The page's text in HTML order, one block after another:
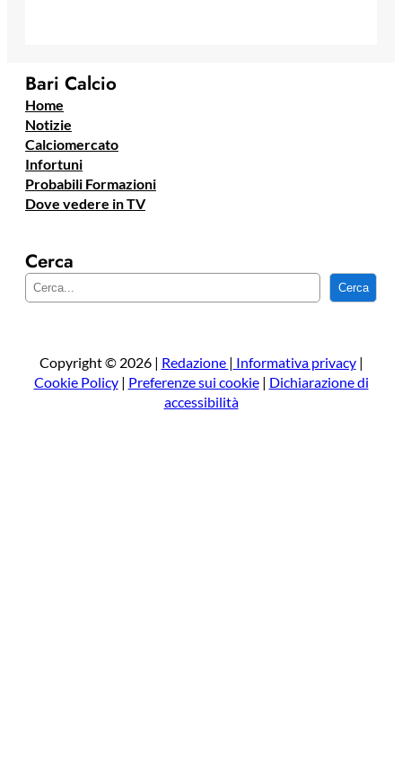
Bari Calcio
Home
Notizie
Calciomercato
Infortuni
Probabili Formazioni
Dove vedere in TV
Cerca
e
a
Cerca
Copyright © 2026 | Redazione | Informativa privacy|
Cookie Policy| Preferenze sui cookie| Dichiarazione di
accessibilità